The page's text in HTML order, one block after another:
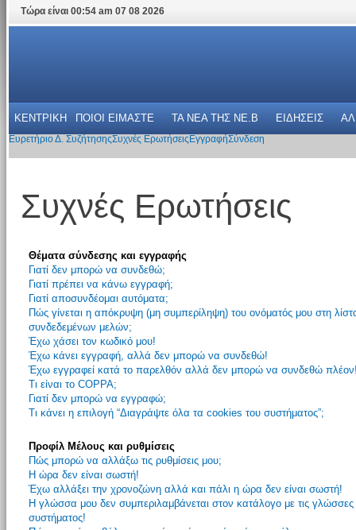
Τώρα είναι 00:54 am 07 08 2026
ΚΕΝΤΡΙΚΗ ΠΟΙΟΙ ΕΙΜΑΣΤΕ ΤΑ ΝΕΑ THΣ NE.B ΕΙΔΗΣΕΙΣ
Ευρετήριο Δ. ΣυζήτησηςΣυχνές Ερωτήσεις ΕγγραφήΣύνδεση
Συχνές Ερωτήσεις
Θέματα σύνδεσης και εγγραφής
Γιατί δεν μπορώ να συνδεθώ;
Γιατί πρέπει να κάνω εγγραφή;
Γιατί αποσυνδέομαι αυτόματα;
Πώς γίνεται η απόκρυψη (μη συμπερίληψη) του ονόματός μου στη
συνδεδεμένων μελών;
Έχω χάσει τον κωδικό μου!
Έχω κάνει εγγραφή, αλλά δεν μπορώ να συνδεθώ!
Έχω εγγραφεί κατά το παρελθόν αλλά δεν μπορώ να συνδεθώ
Τι είναι το COPPA;
Γιατί δεν μπορώ να εγγραφώ;
Τι κάνει η επιλογή “Διαγράψτε όλα τα cookies του συστήματος”;
Προφίλ Μέλους και ρυθμίσεις
Πώς μπορώ να αλλάξω τις ρυθμίσεις μου;
Η ώρα δεν είναι σωστή!
Έχω αλλάξει την χρονοζώνη αλλά και πάλι η ώρα δεν είναι σωστή!
Η γλώσσα μου δεν συμπεριλαμβάνεται στον κατάλογο με τις γλώσσες
συστήματος!